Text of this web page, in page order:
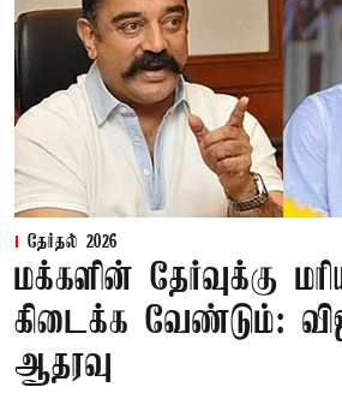
தேர்தல் 2026
மக்களின் தேர்வுக்கு
கிடைக்க வேண்டும்:
ஆதரவு